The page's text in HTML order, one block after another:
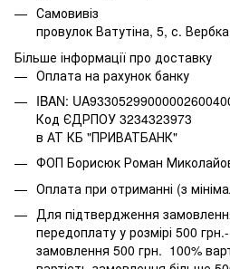
Самовивіз
провулок Ватутіна, 5, с.
Більше інформації про доставку
Оплата на рахунок банку
IBAN:
Код ЄДРПОУ 3234323973
в АТ КБ "ПРИВАТБАНК"
ФОП Борисюк Роман
Оплата при отриманні (з
Для підтвердження
передоплату у розмірі 500
замовлення 500 грн. 100%